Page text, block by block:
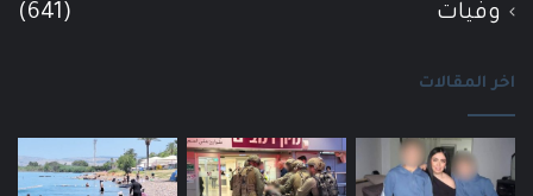
وفيات (641)
اخر المقالات